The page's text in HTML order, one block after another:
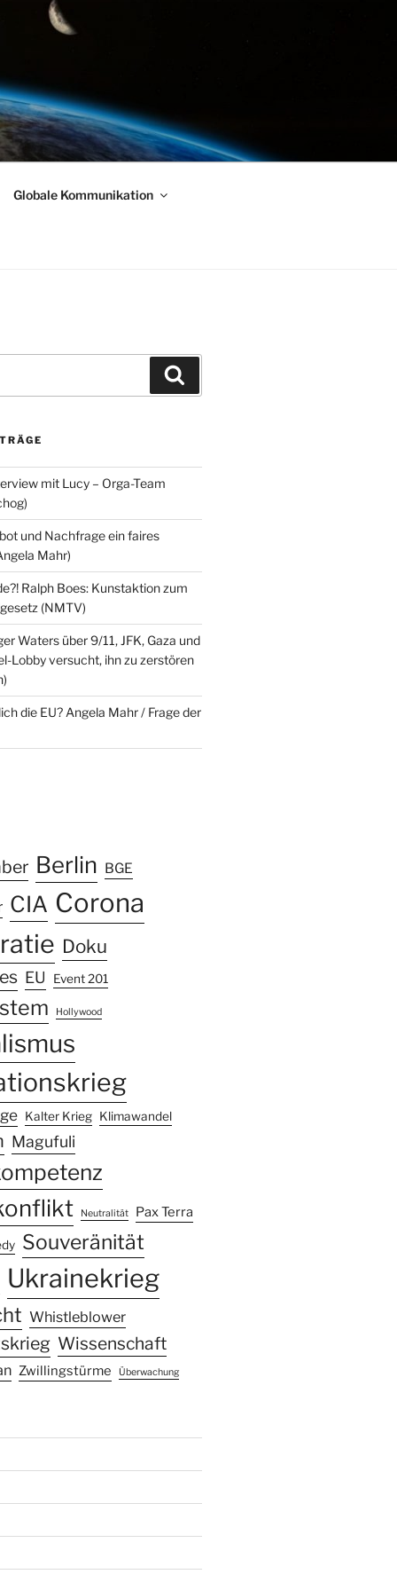
Globale Kommunikation
mit Lucy – Orga-Team
und Nachfrage ein faires
Mahr)
Ralph Boes: Kunstaktion zum
(NMTV)
Waters über 9/11, JFK, Gaza und
Lobby versucht, ihn zu zerstören
die EU? Angela Mahr / Frage der
Berlin BGE
CIA Corona
Doku
EU Event 201
Hollywood
Kalter Krieg Klimawandel
Magufuli
Neutralität Pax Terra
Souveränität
Ukrainekrieg
Whistleblower
Wissenschaft
Zwillingstürme Überwachung